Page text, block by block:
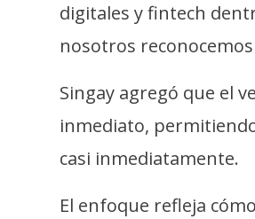
digitales y fintech
nosotros
Singay agregó que el
inmediato,
casi inmediatamente.
El enfoque refleja